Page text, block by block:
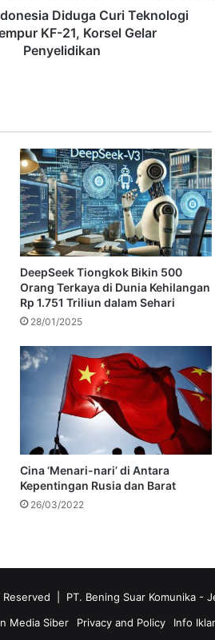
Diduga Curi Teknologi
KF-21, Korsel Gelar
Penyelidikan
DeepSeek Tiongkok Bikin 500
Orang Terkaya di Dunia Kehilangan
Rp 1.751 Triliun dalam Sehari
28/01/2025
Cina ‘Menari-nari’ di Antara
Kepentingan Rusia dan Barat
26/03/2022
| PT. Bening Suar Komunika -
Media Siber Privacy and Policy Info